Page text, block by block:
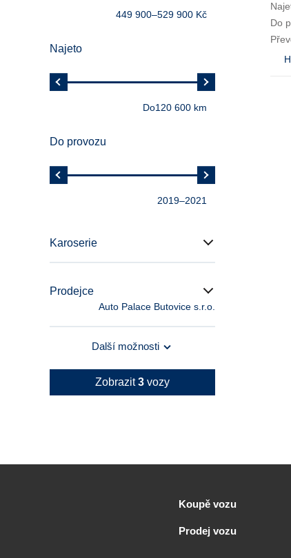
449 900–529 900 Kč
Najeto
Do120 600 km
Do provozu
2019–2021
Karoserie
Prodejce
Auto Palace Butovice s.r.o.
Další možnosti
Zobrazit3 vozy
Do
Koupě vozu
Prodej vozu